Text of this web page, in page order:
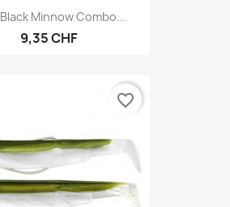
Minnow Combo...
9,35 CHF
favorite_border